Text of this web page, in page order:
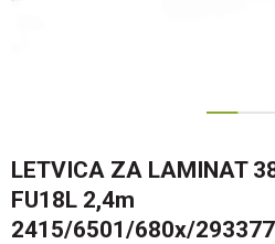
LETVICA ZA LAMINAT
FU18L 2,4m
2415/6501/680x/